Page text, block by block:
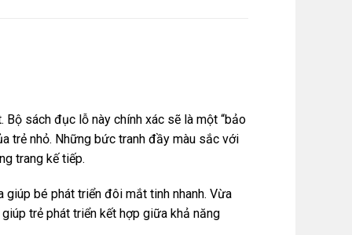
sách đục lỗ này chính xác sẽ là một “bảo
trẻ nhỏ. Những bức tranh đầy màu sắc với
trang kế tiếp.
bé phát triển đôi mắt tinh nhanh. Vừa
trẻ phát triển kết hợp giữa khả năng